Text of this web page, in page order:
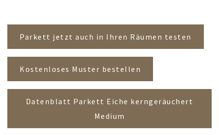
Parkett jetzt auch in Ihren Räumen testen
Kostenloses Muster bestellen
Datenblatt Parkett Eiche kerngeräuchert
Medium